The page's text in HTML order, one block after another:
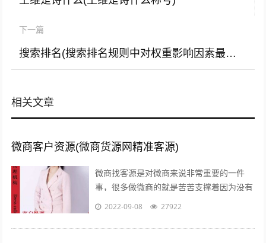
下一篇
搜索排名(搜索排名规则中对权重影响因素最大是)
相关文章
微商客户资源(微商货源网精准客源)
微商找客源是对微商来说非常重要的一件
事，很多做微商的就是苦苦支撑着因为没有
客源，微商如何找客源一直是一个不衰的话
定...
2022-09-08 27922